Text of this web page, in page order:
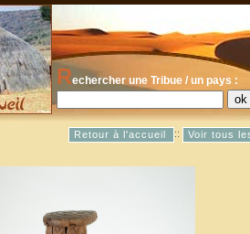
Rechercher une Tribue / un pays :
Retour à l'accueil :: Voir tous